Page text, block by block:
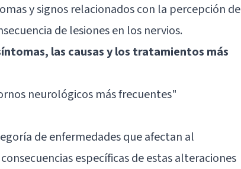
y signos relacionados con la percepción de
de lesiones en los nervios.
las causas y los tratamientos más
neurológicos más frecuentes"
de enfermedades que afectan al
específicas de estas alteraciones